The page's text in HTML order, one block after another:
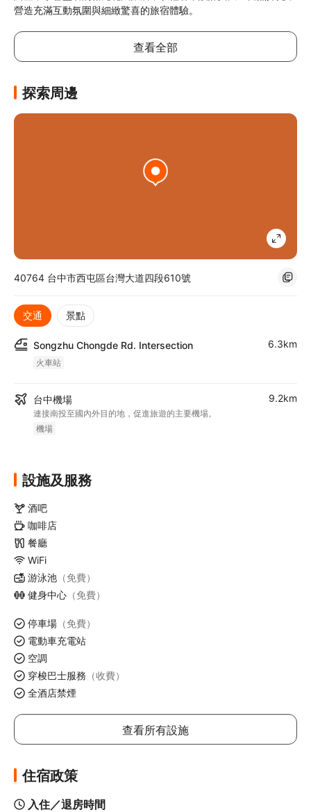
營造充滿互動氛圍與細緻驚喜的旅宿體驗。
查看全部
探索周邊
40764 台中市西屯區台灣大道四段610號
交通 景點
Songzhu Chongde Rd. Intersection
火車站
6.3km
台中機場
連接南投至國內外目的地，促進旅遊的主要機場。
機場
9.2km
設施及服務
酒吧
咖啡店
餐廳
WiFi
游泳池 （免費）
健身中心 （免費）
停車場 （免費）
電動車充電站
空調
穿梭巴士服務 （收費）
全酒店禁煙
查看所有設施
住宿政策
入住／退房時間